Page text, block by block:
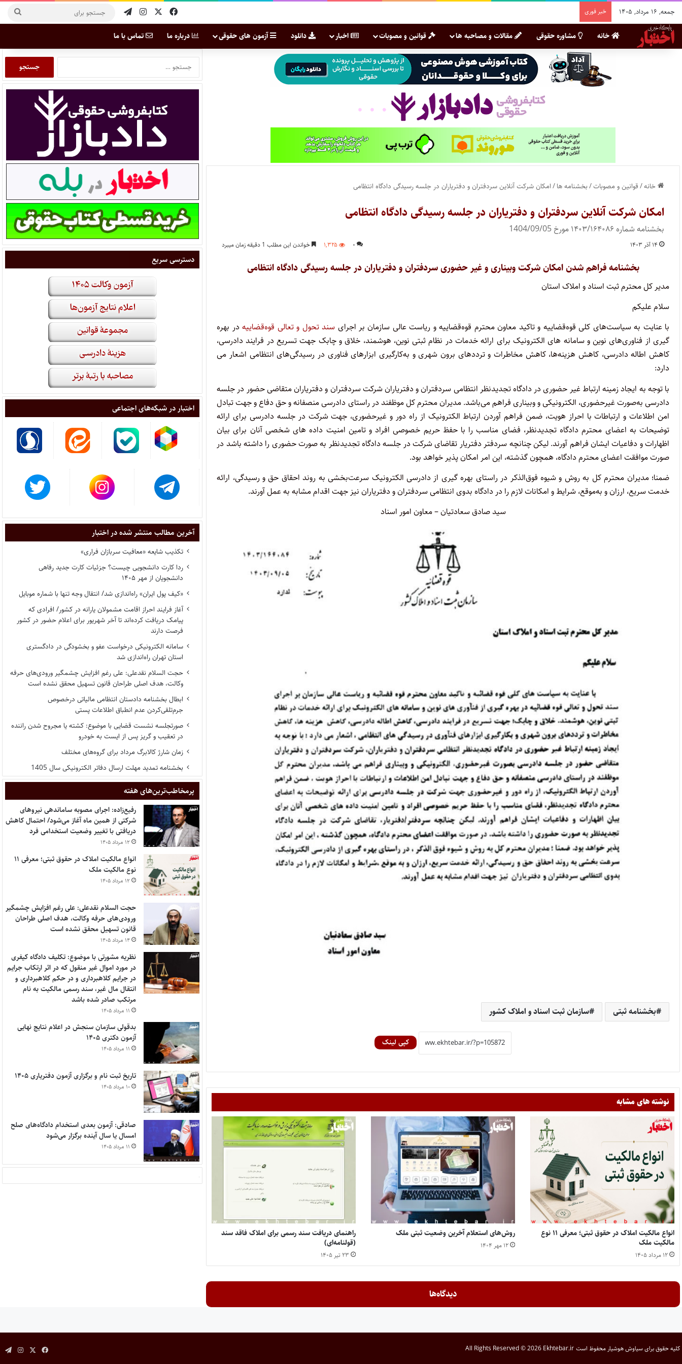
جمعه, ۱۶ مرداد, ۱۴۰۵ خبر فوری
خانه مشاوره حقوقی مقالات و مصاحبه ها قوانین و مصوبات اخبار دانلود آزمون های حقوقی درباره ما تماس با ما
خانه/قوانین و مصوبات/بخشنامه ها/امکان شرکت آنلاین سردفتران و دفتریاران در جلسه رسیدگی دادگاه انتظامی
امکان شرکت آنلاین سردفتران و دفتریاران در جلسه رسیدگی دادگاه انتظامی
بخشنامه شماره ۱۴۰۳/۱۶۴۰۸۶ مورخ 1404/09/05
۱۴ آذر ۱۴۰۳ ۰ ۱,۳۲۵ خواندن این مطلب 1 دقیقه زمان میبرد
بخشنامه فراهم شدن امکان شرکت وبیناری و غیر حضوری سردفتران و دفتریاران در جلسه رسیدگی دادگاه انتظامی
مدیر کل محترم ثبت اسناد و املاک استان
سلام علیکم
با عنایت به سیاست‌های کلی قوه‌قضاییه و تاکید معاون محترم قوه‌قضاییه و ریاست عالی سازمان بر اجرای سند تحول و تعالی قوه‌قضاییهدر بهره
گیری از فناوری‌های نوین و سامانه های الکترونیک برای ارائه خدمات در نظام ثبتی نوین، هوشمند، خلاق و چابک جهت تسریع در فرایند دادرسی،
کاهش اطاله دادرسی، کاهش هزینه‌ها، کاهش مخاطرات و ترددهای برون شهری و به‌کارگیری ابزارهای فناوری در رسیدگی‌های انتظامی اشعار می
دارد:
با توجه به ایجاد زمینه ارتباط غیر حضوری در دادگاه تجدیدنظر انتظامی سردفتران و دفتریاران شرکت سردفتران و دفتریاران متقاضی حضور در جلسه
دادرسی به‌صورت غیرحضوری، الکترونیکی و وبیناری فراهم می‌باشد. مدیران محترم کل موظفند در راستای دادرسی منصفانه و حق دفاع و جهت تبادل
امن اطلاعات و ارتباطات با احراز هویت، ضمن فراهم آوردن ارتباط الکترونیک از راه دور و غیرحضوری، جهت شرکت در جلسه دادرسی برای ارائه
توضیحات به اعضای محترم دادگاه تجدیدنظر، فضای مناسب را با حفظ حریم خصوصی افراد و تامین امنیت داده های شخصی آنان برای بیان
اظهارات و دفاعیات ایشان فراهم آورند. لیکن چنانچه سردفتر دفتریار تقاضای شرکت در جلسه دادگاه تجدیدنظر به صورت حضوری را داشته باشد در
صورت موافقت اعضای محترم دادگاه، همچون گذشته، این امر امکان پذیر خواهد بود.
ضمنا؛ مدیران محترم کل به روش و شیوه فوق‌الذکر در راستای بهره گیری از دادرسی الکترونیک سرعت‌بخشی به روند احقاق حق و رسیدگی، ارائه
خدمت سریع، ارزان و به‌موقع، شرایط و امکانات لازم را در دادگاه بدوی انتظامی سردفتران و دفتریاران نیز جهت اقدام مشابه به عمل آورند.
سید صادق سعادتیان – معاون امور اسناد
بخشنامه ثبتی سازمان ثبت اسناد و املاک کشور
کپی لینک
نوشته های مشابه
انواع مالکیت املاک در حقوق ثبتی؛ معرفی ۱۱ نوع
مالکیت ملک
۱۲ مرداد ۱۴۰۵
روش‌های استعلام آخرین وضعیت ثبتی ملک
۱۲ مهر ۱۴۰۴
راهنمای دریافت سند رسمی برای املاک فاقد سند
(قولنامه‌ای)
۲۳ تیر ۱۴۰۵
دیدگاه‌ها
دسترسی سریع
اختبار در شبکه‌های اجتماعی
آخرین مطالب منتشر شده در اختبار
تکذیب شایعه «معافیت سربازان فراری»
ردا کارت دانشجویی چیست؟ جزئیات کارت جدید رفاهی
دانشجویان از مهر ۱۴۰۵
«کیف پول ایران» راه‌اندازی شد/ انتقال وجه تنها با شماره موبایل
آغاز فرایند احراز اقامت مشمولان یارانه در کشور/ افرادی که
پیامک دریافت کرده‌اند تا آخر شهریور برای اعلام حضور در کشور
فرصت دارند
سامانه الکترونیکی درخواست عفو و بخشودگی در دادگستری
استان تهران راه‌اندازی شد
حجت السلام نقدعلی: علی رغم افزایش چشمگیر ورودی‌های حرفه
وکالت، هدف اصلی طراحان قانون تسهیل محقق نشده است
ابطال بخشنامه دادستان انتظامی مالیاتی درخصوص
جرم‌تلقی‌کردن عدم انطباق اطلاعات پستی
صورتجلسه نشست قضایی با موضوع: کشته یا مجروح شدن راننده
در تعقیب و گریز پس از ایست به خودرو
زمان شارژ کالابرگ مرداد برای گروه‌های مختلف
بخشنامه تمدید مهلت ارسال دفاتر الکترونیکی سال 1405
پر‌مخاطب‌ترین‌های هفته
رفیع‌زاده: اجرای مصوبه ساماندهی نیروهای
شرکتی از همین ماه آغاز می‌شود/ احتمال کاهش
دریافتی با تغییر وضعیت استخدامی فرد
۱۲ مرداد ۱۴۰۵
انواع مالکیت املاک در حقوق ثبتی؛ معرفی ۱۱
نوع مالکیت ملک
۱۲ مرداد ۱۴۰۵
حجت السلام نقدعلی: علی رغم افزایش چشمگیر
ورودی‌های حرفه وکالت، هدف اصلی طراحان
قانون تسهیل محقق نشده است
۱۴ مرداد ۱۴۰۵
نظریه مشورتی با موضوع: تکلیف دادگاه کیفری
در مورد اموال غیر منقول که در اثر ارتکاب جرایم
در جرایم کلاهبرداری و در حکم کلاهبرداری و
انتقال مال غیر، سند رسمی مالکیت به نام
مرتکب صادر شده باشد
۱۱ مرداد ۱۴۰۵
بدقولی سازمان سنجش در اعلام نتایج نهایی
آزمون دکتری ۱۴۰۵
۱۱ مرداد ۱۴۰۵
تاریخ ثبت نام و برگزاری آزمون دفتریاری ۱۴۰۵
۱۰ مرداد ۱۴۰۵
صادقی: آزمون بعدی استخدام دادگاه‌های صلح
امسال یا سال آینده برگزار می‌شود
۱۱ مرداد ۱۴۰۵
کلیه حقوق برایسیاوش هوشیار محفوظ است All Rights Reserved © 2026 Ekhtebar.ir